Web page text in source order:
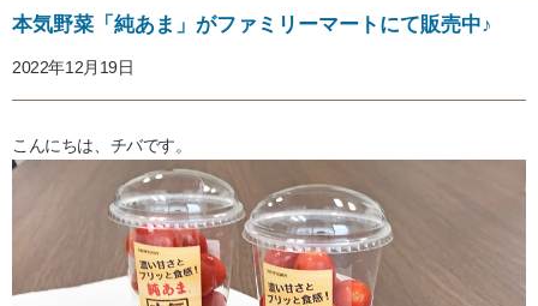
本気野菜「純あま」がファミリーマートにて販売中♪
2022年12月19日
こんにちは、チバです。